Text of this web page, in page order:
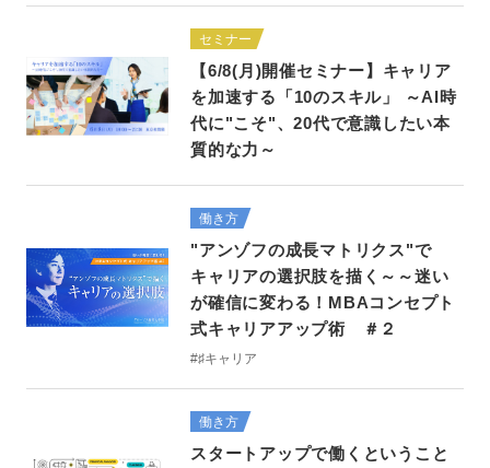
セミナー
【6/8(月)開催セミナー】キャリア
を加速する「10のスキル」 ～AI時
代に"こそ"、20代で意識したい本
質的な力～
働き方
"アンゾフの成長マトリクス"で
キャリアの選択肢を描く～～迷い
が確信に変わる！MBAコンセプト
式キャリアアップ術 ＃２
#♯キャリア
働き方
スタートアップで働くということ